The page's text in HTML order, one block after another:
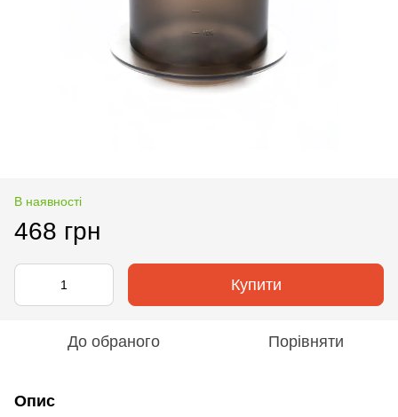
В наявності
468 грн
Купити
До обраного Порівняти
Опис